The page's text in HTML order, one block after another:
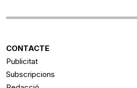
CONTACTE
Publicitat
Subscripcions